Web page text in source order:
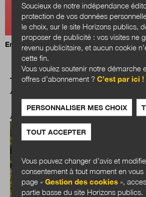
Emmanuel Clavaud, ancien directeur du
A LIRE AUSSI
ANTICIPATIONS PUBLIQUES
Soucieux de notre indépendance
protection de vos données
le choix, sur le site Horizons publics,
proposer de publicité : vos visites ne
revenu publicitaire, et aucun cookie
cette fin.
Vous voulez soutenir notre démarche
offres d’abonnement ? C’est par ici !
PERSONNALISER MES CHOIX
TOUT ACCEPTER
Vous pouvez changer d’avis et
consentement à tout moment en vous
page « Gestion des cookies»,
partie basse du site Horizons publics.